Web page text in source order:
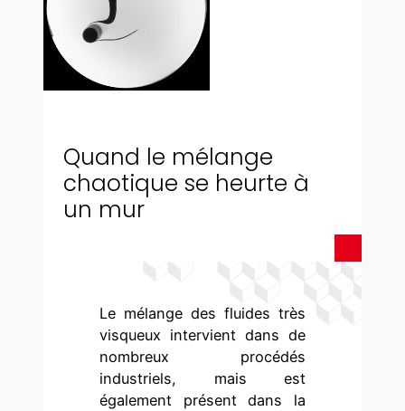
Quand le mélange
chaotique se heurte à
un mur
Le mélange des fluides très
visqueux intervient dans de
nombreux procédés
industriels, mais est
également présent dans la